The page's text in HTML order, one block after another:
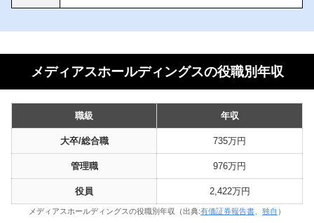
メディアスホールディングスの役職別年収
職級 年収
大卒/総合職 735万円
管理職 976万円
役員 2,422万円
メディアスホールディングスの役職別年収（出典:有価証券報告書 独自 ）